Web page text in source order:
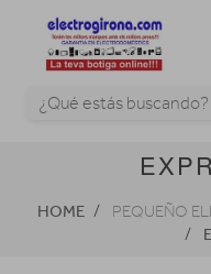
HOME PEQUEÑO